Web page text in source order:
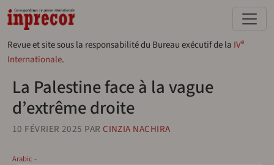
Aller au contenu principal
Revue et site sous la responsabilité du Bureau exécutif de la IVe
Internationale.
La Palestine face à la vague
d’extrême droite
10 FÉVRIER 2025 PAR CINZIA NACHIRA
Arabic